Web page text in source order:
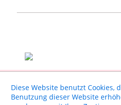
Diese Website benutzt
Benutzung dieser Website